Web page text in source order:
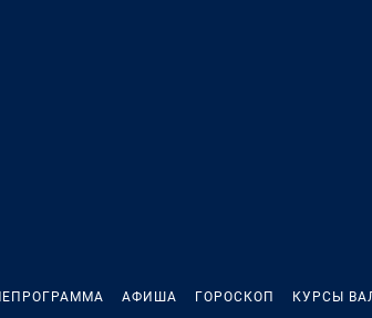
АФИША ГОРОСКОП КУРСЫ